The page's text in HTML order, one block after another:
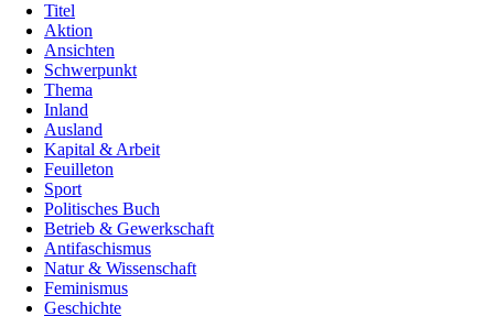
Titel
Aktion
Ansichten
Schwerpunkt
Thema
Inland
Ausland
Kapital & Arbeit
Feuilleton
Sport
Politisches Buch
Betrieb & Gewerkschaft
Antifaschismus
Natur & Wissenschaft
Feminismus
Geschichte